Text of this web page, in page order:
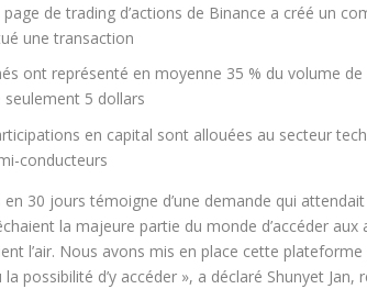
de trading d’actions de Binance a créé un
une transaction
ont représenté en moyenne 35 % du volume
5 dollars
en capital sont allouées au secteur
conducteurs
30 jours témoigne d’une demande qui
la majeure partie du monde d’accéder
l’air. Nous avons mis en place cette
la possibilité d’y accéder », a déclaré Shunyet